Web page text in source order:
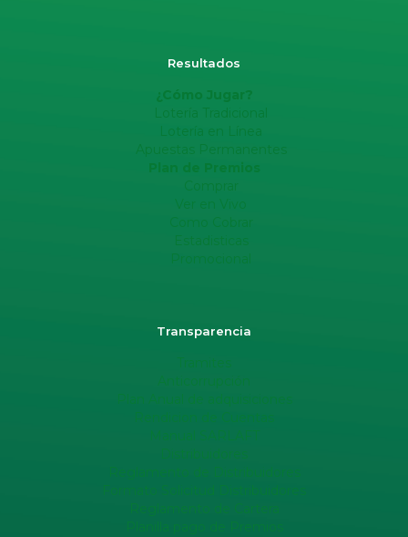
Resultados
¿Cómo Jugar?
Lotería Tradicional
Lotería en Línea
Apuestas Permanentes
Plan de Premios
Comprar
Ver en Vivo
Como Cobrar
Estadisticas
Promocional
Transparencia
Tramites